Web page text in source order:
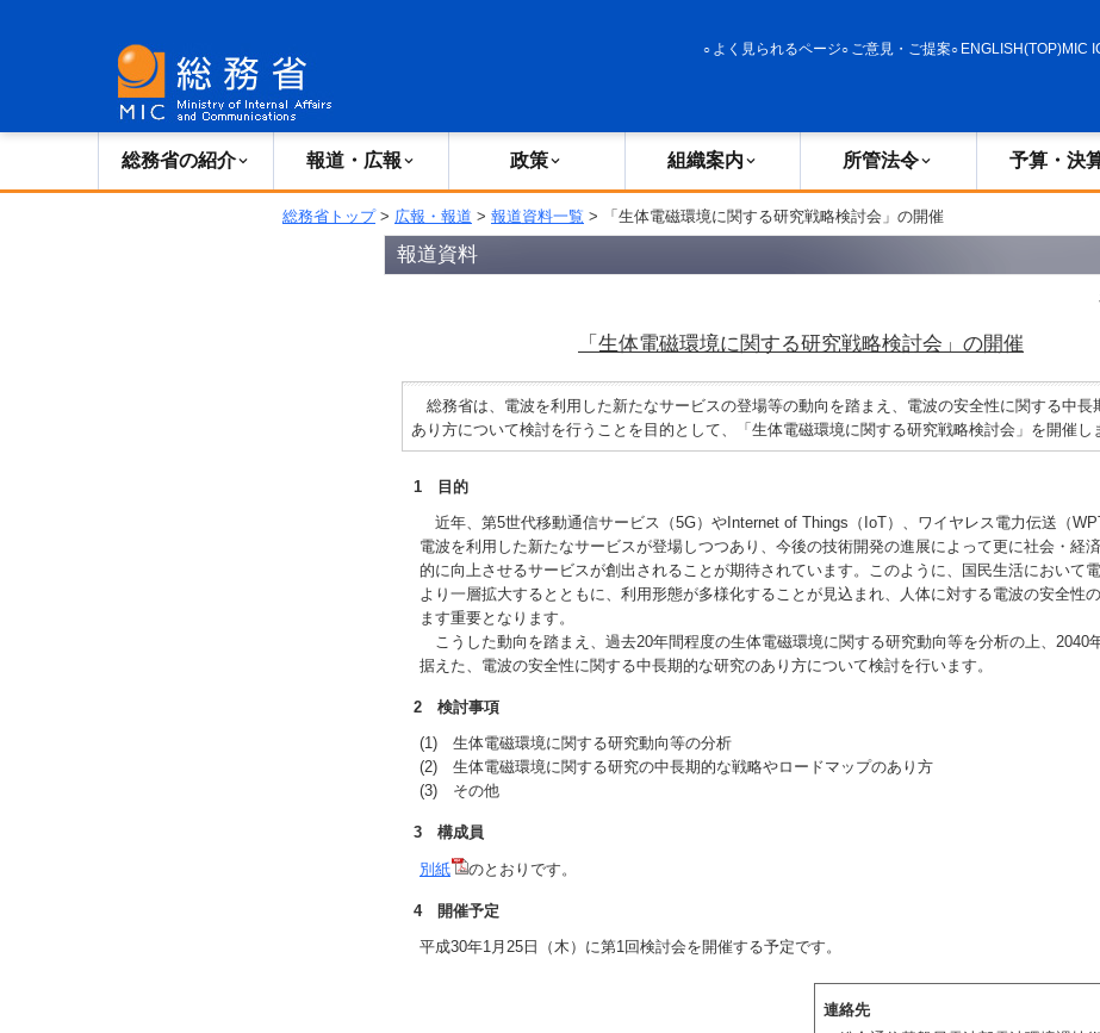
よく見られるページ ご意見・ご提案 ENGLISH(TOP)MIC
総務省の紹介 報道・広報 政策 組織案内 所管法令 予算・決
総務省トップ> 広報・報道 > 報道資料一覧 > 「生体電磁環境に関する研究戦略検討会」の開催
報道資料
「生体電磁環境に関する研究戦略検討会」の開催
総務省は、電波を利用した新たなサービスの登場等の動向を踏まえ、電波の安全性に関する中長
あり方について検討を行うことを目的として、「生体電磁環境に関する研究戦略検討会」を開催し
1 目的
近年、第5世代移動通信サービス（5G）やInternet of Things（IoT）、ワイヤレス電力伝送（
電波を利用した新たなサービスが登場しつつあり、今後の技術開発の進展によって更に社会・経
的に向上させるサービスが創出されることが期待されています。このように、国民生活において
より一層拡大するとともに、利用形態が多様化することが見込まれ、人体に対する電波の安全性
ます重要となります。
こうした動向を踏まえ、過去20年間程度の生体電磁環境に関する研究動向等を分析の上、2040
据えた、電波の安全性に関する中長期的な研究のあり方について検討を行います。
2 検討事項
(1) 生体電磁環境に関する研究動向等の分析
(2) 生体電磁環境に関する研究の中長期的な戦略やロードマップのあり方
(3) その他
3 構成員
別紙 のとおりです。
4 開催予定
平成30年1月25日（木）に第1回検討会を開催する予定です。
連絡先